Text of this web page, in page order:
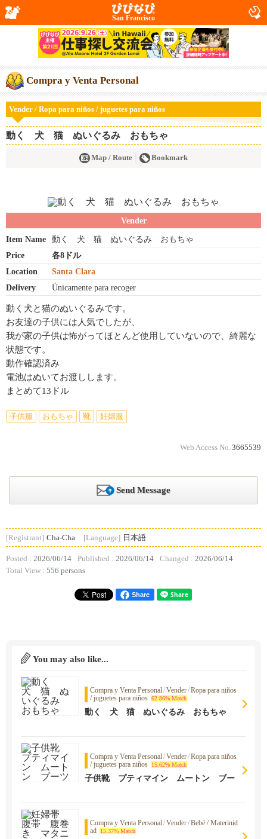
San Francisco
Compra y Venta Personal
Vender / Ropa para niños / juguetes para niños
動く 犬 猫 ぬいぐるみ おもちゃ
Map / Route Bookmark
Vender
Item Name
動く 犬 猫 ぬいぐるみ おもちゃ
Price
各8ドル
Location
Santa Clara
Delivery
Únicamente para recoger
動く犬と猫のぬいぐるみです。
お友達の子供には人気でしたが、
我が家の子供は怖がってほとんど使用していないので、綺麗な
状態です。
動作確認済み
電池はぬいてお渡しします。
まとめて13ドル
子供服 おもちゃ 靴 妊婦服
Web Access No. 3665539
Send Message
[Registrant] Cha-Cha [Language] 日本語
Posted : 2026/06/14 Published : 2026/06/14 Changed : 2026/06/14
Total View : 556 persons
Share
You may also like...
Compra y Venta Personal/Vender/Ropa para niños
/ juguetes para niños 62.86% Match
動く 犬 猫 ぬいぐるみ おもちゃ
Compra y Venta Personal/Vender/Ropa para niños
/ juguetes para niños
15.62% Match
子供靴 プティマイン ムートン ブー
Compra y Venta Personal/Vender/Bebé / Materinid
ad
15.37% Match